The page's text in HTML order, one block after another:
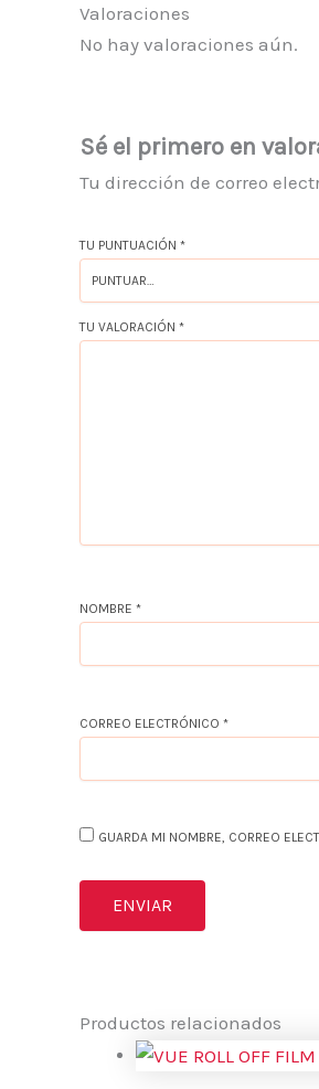
Valoraciones
No hay valoraciones aún.
Sé el primero en
Tu dirección de correo
TU PUNTUACIÓN *
TU VALORACIÓN *
NOMBRE *
CORREO ELECTRÓNICO *
GUARDA MI NOMBRE, CORREO
Productos relacionados